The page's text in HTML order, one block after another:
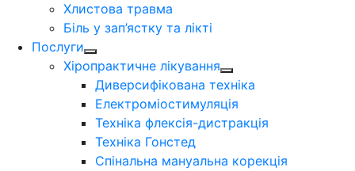
Хлистова травма
Біль у зап’ястку та лікті
Послуги
Хіропрактичне лікування
Диверсифікована техніка
Електроміостимуляція
Техніка флексія-дистракція
Техніка Гонстед
Спінальна мануальна корекція